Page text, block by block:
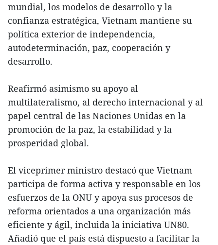
mundial, los modelos de desarrollo y la
confianza estratégica, Vietnam mantiene su
política exterior de independencia,
autodeterminación, paz, cooperación y
desarrollo.
Reafirmó asimismo su apoyo al
multilateralismo, al derecho internacional y al
papel central de las Naciones Unidas en la
promoción de la paz, la estabilidad y la
prosperidad global.
El viceprimer ministro destacó que Vietnam
participa de forma activa y responsable en los
esfuerzos de la ONU y apoya sus procesos de
reforma orientados a una organización más
eficiente y ágil, incluida la iniciativa UN80.
Añadió que el país está dispuesto a facilitar la